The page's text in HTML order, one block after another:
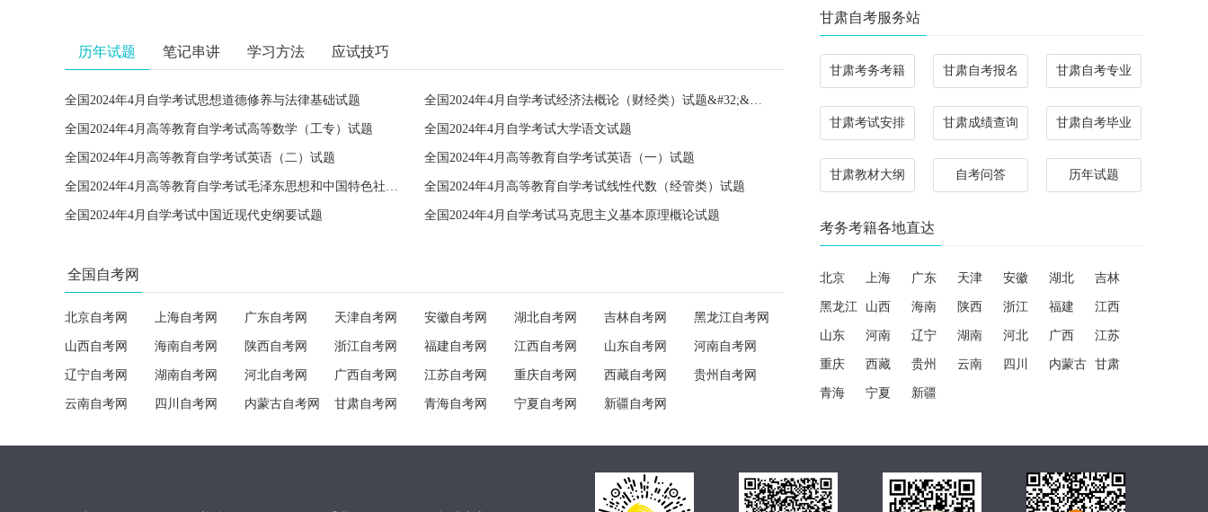
历年试题 笔记串讲 学习方法 应试技巧
全国2024年4月自学考试思想道德修养与法律基础试题 全国2024年4月自学考试经济法概论（财经类）试题&#32;&#32;
全国2024年4月高等教育自学考试高等数学（工专）试题 全国2024年4月自学考试大学语文试题
全国2024年4月高等教育自学考试英语（二）试题 全国2024年4月高等教育自学考试英语（一）试题
全国2024年4月高等教育自学考试毛泽东思想和中国特色社会主义理论体系概论试题 全国2024年4月高等教育自学考试线性代数（经管类）试题
全国2024年4月自学考试中国近现代史纲要试题 全国2024年4月自学考试马克思主义基本原理概论试题
全国自考网
北京自考网 上海自考网 广东自考网 天津自考网 安徽自考网 湖北自考网 吉林自考网 黑龙江自考网
山西自考网 海南自考网 陕西自考网 浙江自考网 福建自考网 江西自考网 山东自考网 河南自考网
辽宁自考网 湖南自考网 河北自考网 广西自考网 江苏自考网 重庆自考网 西藏自考网 贵州自考网
云南自考网 四川自考网 内蒙古自考网 甘肃自考网 青海自考网 宁夏自考网 新疆自考网
甘肃自考服务站
甘肃考务考籍 甘肃自考报名 甘肃自考专业
甘肃考试安排 甘肃成绩查询 甘肃自考毕业
甘肃教材大纲 自考问答 历年试题
考务考籍各地直达
北京 上海 广东 天津 安徽 湖北 吉林
黑龙江 山西 海南 陕西 浙江 福建 江西
山东 河南 辽宁 湖南 河北 广西 江苏
重庆 西藏 贵州 云南 四川 内蒙古 甘肃
青海 宁夏 新疆